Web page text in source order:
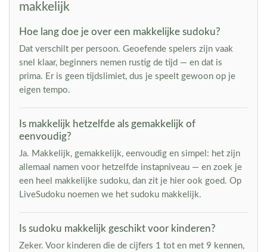
makkelijk
Hoe lang doe je over een makkelijke sudoku?
Dat verschilt per persoon. Geoefende spelers zijn vaak
snel klaar, beginners nemen rustig de tijd — en dat is
prima. Er is geen tijdslimiet, dus je speelt gewoon op je
eigen tempo.
Is makkelijk hetzelfde als gemakkelijk of
eenvoudig?
Ja. Makkelijk, gemakkelijk, eenvoudig en simpel: het zijn
allemaal namen voor hetzelfde instapniveau — en zoek je
een heel makkelijke sudoku, dan zit je hier ook goed. Op
LiveSudoku noemen we het sudoku makkelijk.
Is sudoku makkelijk geschikt voor kinderen?
Zeker. Voor kinderen die de cijfers 1 tot en met 9 kennen,